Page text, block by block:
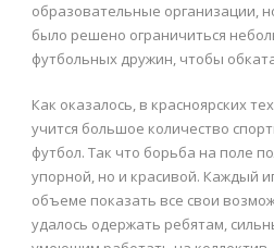
образовательные организации,
было решено ограничиться
футбольных дружин, чтобы
Как оказалось, в красноярских
учится большое количество
футбол. Так что борьба на поле
упорной, но и красивой. Каждый
объеме показать все свои
удалось одержать ребятам,